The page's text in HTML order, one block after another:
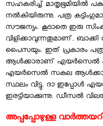
സഹകരിച്ച്‌ മാതൃഭൂമിയില്‍
നല്‍കിയിരുന്നു. പത്ര
സൗജന്യം. കൂടാതെ ഇരു
വിളിക്കാവുന്നതുമാണ്‌. ബാക്കി
പൈസയും. ഇത്‌ പ്രകാരം
ആള്‍ക്കാരാണ്‌ എയര്‍സെല്‍
എയര്‍സെല്‍ സകല
സ്ഥലം വിട്ടു. ദാ ഇപ്പോള്‍
ഇരട്ടിയാക്കുന്നു. ഡീസല്‍
അപ്പപ്പോഴുള്ള